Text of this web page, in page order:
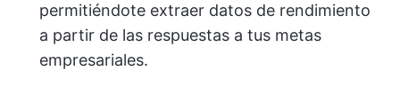
permitiéndote extraer datos de rendimiento
a partir de las respuestas a tus metas
empresariales.